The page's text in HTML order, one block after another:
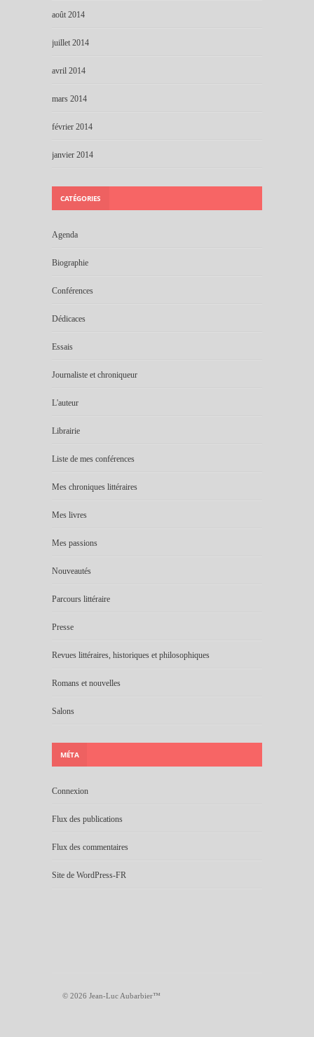
août 2014
juillet 2014
avril 2014
mars 2014
février 2014
janvier 2014
CATÉGORIES
Agenda
Biographie
Conférences
Dédicaces
Essais
Journaliste et chroniqueur
L'auteur
Librairie
Liste de mes conférences
Mes chroniques littéraires
Mes livres
Mes passions
Nouveautés
Parcours littéraire
Presse
Revues littéraires, historiques et philosophiques
Romans et nouvelles
Salons
MÉTA
Connexion
Flux des publications
Flux des commentaires
Site de WordPress-FR
© 2026 Jean-Luc Aubarbier™